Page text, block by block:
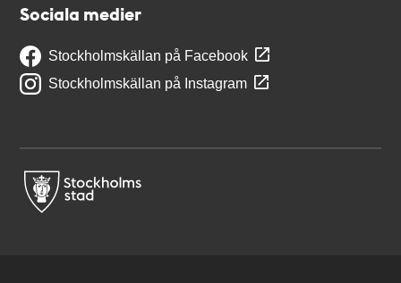
Sociala medier
Stockholmskällan på Facebook
Stockholmskällan på Instagram